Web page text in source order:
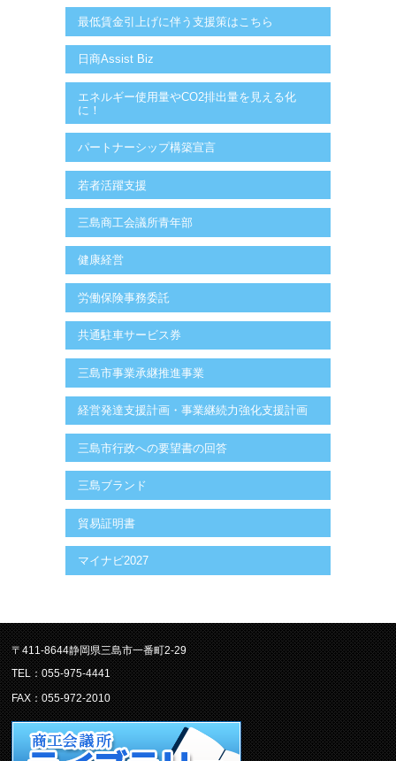
最低賃金引上げに伴う支援策はこちら
日商Assist Biz
エネルギー使用量やCO2排出量を見える化
に！
パートナーシップ構築宣言
若者活躍支援
三島商工会議所青年部
健康経営
労働保険事務委託
共通駐車サービス券
三島市事業承継推進事業
経営発達支援計画・事業継続力強化支援計画
三島市行政への要望書の回答
三島ブランド
貿易証明書
マイナビ2027
〒411-8644静岡県三島市一番町2-29
TEL：055-975-4441
FAX：055-972-2010